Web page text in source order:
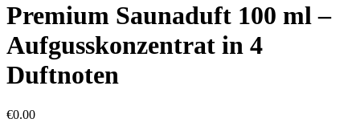
Premium Saunaduft 100 ml –
Aufgusskonzentrat in 4
Duftnoten
€0.00